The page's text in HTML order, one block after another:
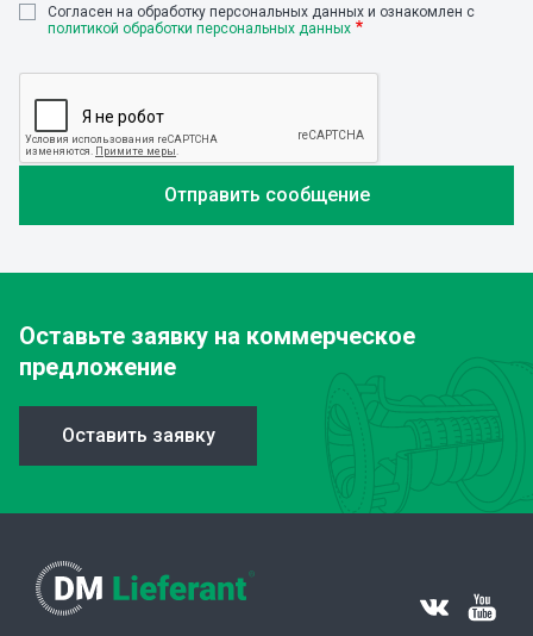
Cогласен на обработку персональных данных и ознакомлен с
политикой обработки персональных данных
Оставьте заявку на коммерческое
предложение
Оставить заявку